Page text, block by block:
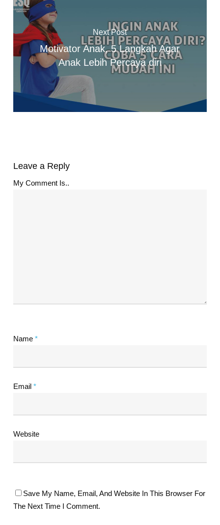
Next Post
Motivator Anak, 5 Langkah Agar
Anak Lebih Percaya diri
Leave a Reply
My Comment Is..
Name *
Email *
Website
Save My Name, Email, And Website In This Browser For
The Next Time I Comment.